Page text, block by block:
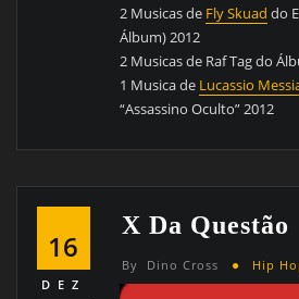
2 Musicas de Fly Skuad do
Álbum) 2012
2 Musicas de Raf Tag do
1 Musica de Lucassio
“Assassino Oculto” 2012
16
DEZ
X Da Questão
By Dino Cross Hip